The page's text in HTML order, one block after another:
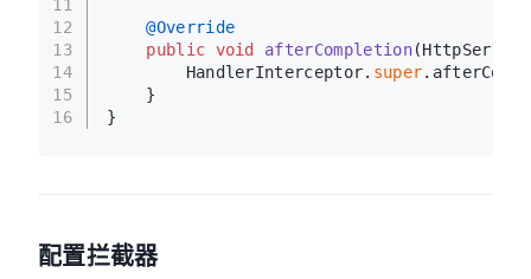
11
12
13
14
15
16
@Override
public void afterCompletion
        HandlerInterceptor.
super
    }
}
配置拦截器